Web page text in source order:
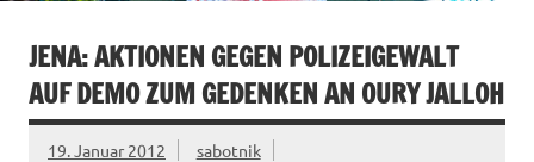
JENA: AKTIONEN GEGEN POLIZEIGEWALT
AUF DEMO ZUM GEDENKEN AN OURY JALLOH
19. Januar 2012 sabotnik